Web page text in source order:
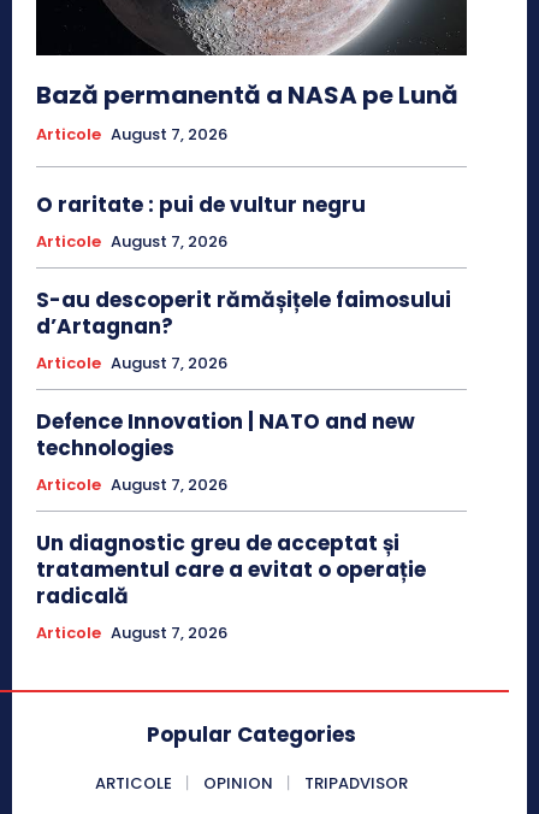
Bază permanentă a NASA pe Lună
Articole August 7, 2026
O raritate : pui de vultur negru
Articole August 7, 2026
S-au descoperit rămășițele faimosului
d’Artagnan?
Articole August 7, 2026
Defence Innovation | NATO and new
technologies
Articole August 7, 2026
Un diagnostic greu de acceptat și
tratamentul care a evitat o operație
radicală
Articole August 7, 2026
Popular Categories
ARTICOLE OPINION TRIPADVISOR